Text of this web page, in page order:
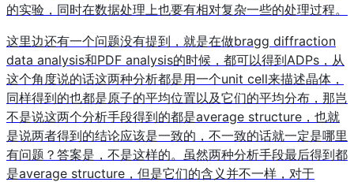
的实验，同时在数据处理上也要有相对复杂一些的处理过程。
这里边还有一个问题没有提到，就是在做bragg diffraction
data analysis和PDF analysis的时候，都可以得到ADPs，从
这个角度说的话这两种分析都是用一个unit cell来描述晶体，
同样得到的也都是原子的平均位置以及它们的平均分布，那岂
不是说这两个分析手段得到的都是average structure，也就
是说两者得到的结论应该是一致的，不一致的话就一定是哪里
有问题？答案是，不是这样的。虽然两种分析手段最后得到都
是average structure，但是它们的含义并不一样，对于